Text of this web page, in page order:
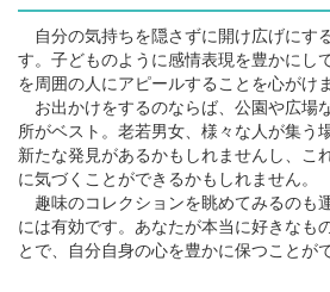
自分の気持ちを隠さずに開け広げにす
す。子どものように感情表現を豊かにし
を周囲の人にアピールすることを心がけ
お出かけをするのならば、公園や広場
所がベスト。老若男女、様々な人が集う
新たな発見があるかもしれませんし、こ
に気づくことができるかもしれません。
趣味のコレクションを眺めてみるのも
には有効です。あなたが本当に好きなも
とで、自分自身の心を豊かに保つことが